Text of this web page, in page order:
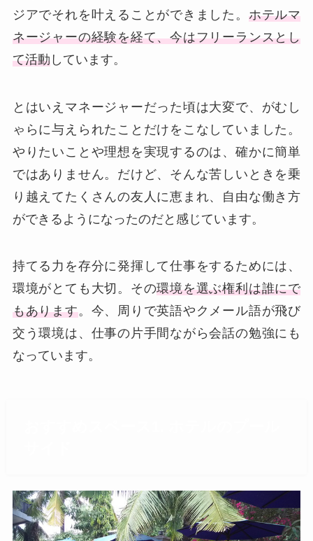
ジアでそれを叶えることができました。 ホテルマ
ネージャーの経験を経て、今はフリーランスとし
て活動しています。
とはいえマネージャーだった頃は大変で、がむし
ゃらに与えられたことだけをこなしていました。
やりたいことや理想を実現するのは、確かに簡単
ではありません。だけど、そんな苦しいときを乗
り越えてたくさんの友人に恵まれ、自由な働き方
ができるようになったのだと感じています。
持てる力を存分に発揮して仕事をするためには、
環境がとても大切。その環境を選ぶ権利は誰にで
もあります。今、周りで英語やクメール語が飛び
交う環境は、仕事の片手間ながら会話の勉強にも
なっています。